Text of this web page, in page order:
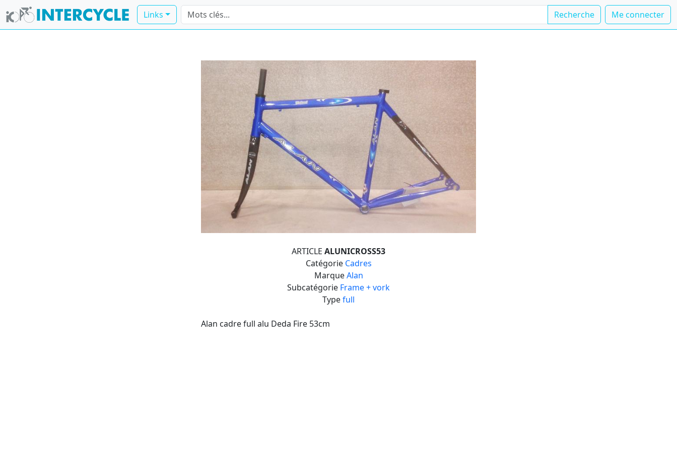
Links Recherche Me connecter
ARTICLE ALUNICROSS53
Catégorie Cadres
MarqueAlan
Subcatégorie Frame + vork
Typefull
Alan cadre full alu Deda Fire 53cm